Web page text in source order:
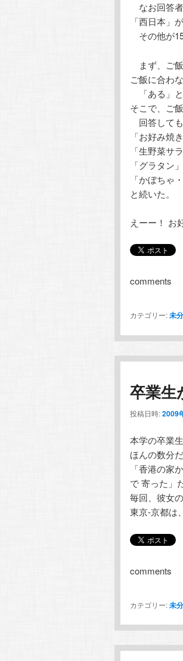
なお回答
「西日本」
その他が
まず、ご
ご飯に合わ
「ある」と
そこで、ご
回答しても
「お好み焼
「生野菜サ
「グラタン
「かぼちゃ
と続いた。
えーー！ お
comments
カテゴリー:未
卒業生
投稿日時:2009
本学の卒業
ほんの数分
「香港の家
で 寄った」
毎回、彼女
東京-京都は
comments
カテゴリー:未